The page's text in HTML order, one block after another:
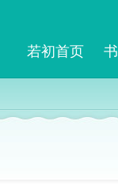
若初首页